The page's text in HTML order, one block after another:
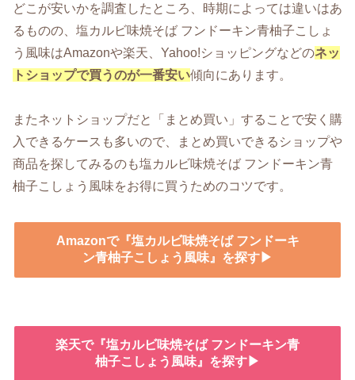
どこが安いかを調査したところ、時期によっては違いはあ
るものの、塩カルビ味焼そば フンドーキン青柚子こしょ
う風味はAmazonや楽天、Yahoo!ショッピングなどのネッ
トショップで買うのが一番安い傾向にあります。
またネットショップだと「まとめ買い」することで安く購
入できるケースも多いので、まとめ買いできるショップや
商品を探してみるのも塩カルビ味焼そば フンドーキン青
柚子こしょう風味をお得に買うためのコツです。
Amazonで『塩カルビ味焼そば フンドーキ
ン青柚子こしょう風味』を探す▶
楽天で『塩カルビ味焼そば フンドーキン青
柚子こしょう風味』を探す▶